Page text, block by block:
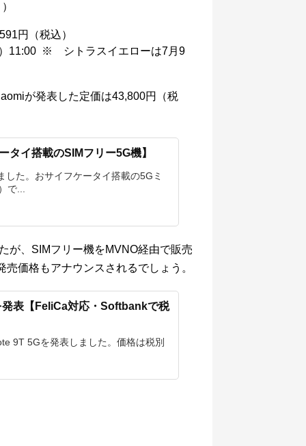
円（税込）
）11:00 ※ シトラスイエローは7月9
が発表した定価は43,800円（税
タイ搭載のSIMフリー5G機】
た。おサイフケータイ搭載の5Gミ
で...
が、SIMフリー機をMVNO経由で販売
価格もアナウンスされるでしょう。
表【FeliCa対応・Softbankで税
9T 5Gを発表しました。価格は税別